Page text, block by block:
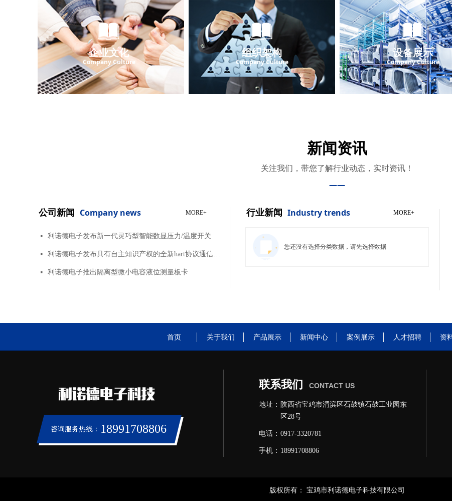
企业文化
Company Culture
组织架构
Company Culture
设备展示
Company Culture
新闻资讯
关注我们，带您了解行业动态，实时资讯！
——
公司新闻 Company news MORE+
넷 利诺德电子发布新一代灵巧型智能数显压力/温度开关
넷 利诺德电子发布具有自主知识产权的全新hart协议通信调制解调器TS04
넷 利诺德电子推出隔离型微小电容液位测量板卡
行业新闻 Industry trends MORE+
您还没有选择分类数据，请先选择数据
首页 关于我们 产品展示 新闻中心 案例展示 人才招聘 资
咨询服务热线： 18991708806
联系我们 CONTACT US
地址： 陕西省宝鸡市渭滨区石鼓镇石鼓工业园东
区28号
电话： 0917-3320781
手机： 18991708806
版权所有： 宝鸡市利诺德电子科技有限公司